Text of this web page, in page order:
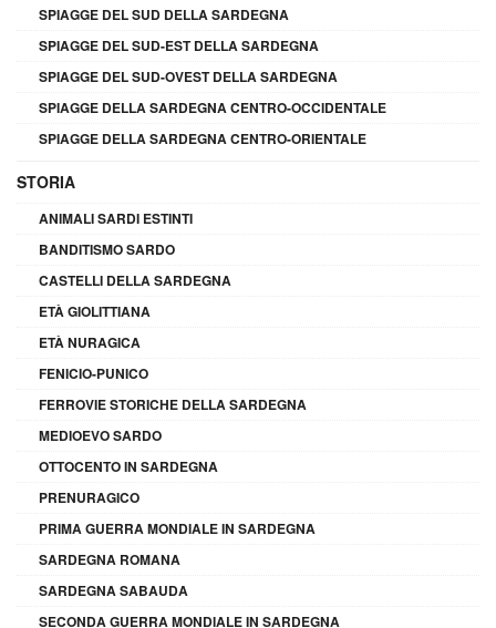
SPIAGGE DEL SUD DELLA SARDEGNA
SPIAGGE DEL SUD-EST DELLA SARDEGNA
SPIAGGE DEL SUD-OVEST DELLA SARDEGNA
SPIAGGE DELLA SARDEGNA CENTRO-OCCIDENTALE
SPIAGGE DELLA SARDEGNA CENTRO-ORIENTALE
STORIA
ANIMALI SARDI ESTINTI
BANDITISMO SARDO
CASTELLI DELLA SARDEGNA
ETÀ GIOLITTIANA
ETÀ NURAGICA
FENICIO-PUNICO
FERROVIE STORICHE DELLA SARDEGNA
MEDIOEVO SARDO
OTTOCENTO IN SARDEGNA
PRENURAGICO
PRIMA GUERRA MONDIALE IN SARDEGNA
SARDEGNA ROMANA
SARDEGNA SABAUDA
SECONDA GUERRA MONDIALE IN SARDEGNA